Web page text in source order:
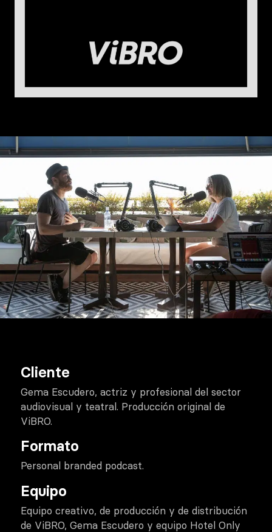
Cliente
Gema Escudero, actriz y profesional del sector
audiovisual y teatral. Producción original de
ViBRO.
Formato
Personal branded podcast.
Equipo
Equipo creativo, de producción y de distribución
de ViBRO, Gema Escudero y equipo Hotel Only